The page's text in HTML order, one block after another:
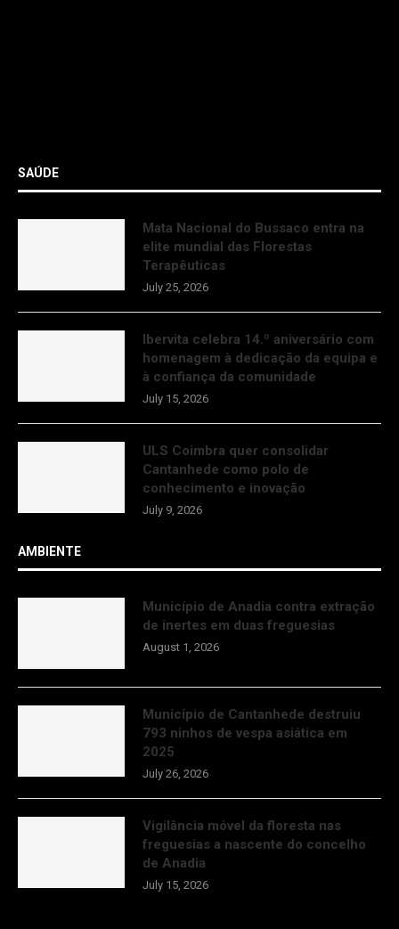
SAÚDE
Mata Nacional do Bussaco entra na
elite mundial das Florestas
Terapêuticas
July 25, 2026
Ibervita celebra 14.º aniversário com
homenagem à dedicação da equipa e
à confiança da comunidade
July 15, 2026
ULS Coimbra quer consolidar
Cantanhede como polo de
conhecimento e inovação
July 9, 2026
AMBIENTE
Município de Anadia contra extração
de inertes em duas freguesias
August 1, 2026
Município de Cantanhede destruiu
793 ninhos de vespa asiática em
2025
July 26, 2026
Vigilância móvel da floresta nas
freguesias a nascente do concelho
de Anadia
July 15, 2026